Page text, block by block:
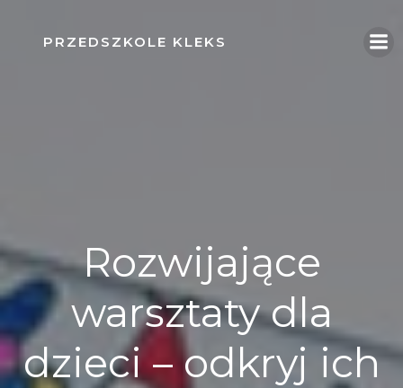
content
PRZEDSZKOLE KLEKS
Rozwijające
warsztaty dla
dzieci – odkryj ich